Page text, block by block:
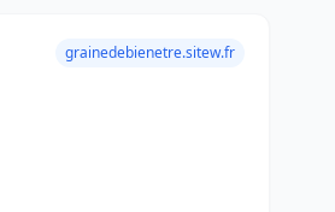
grainedebienetre.sitew.fr